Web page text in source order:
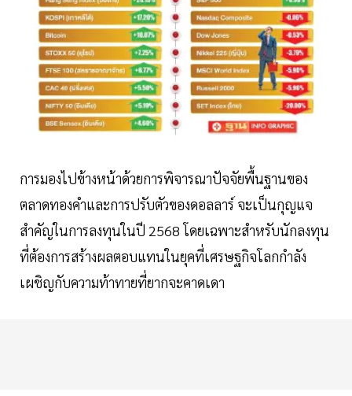
การมองไปข้างหน้าด้วยการพิจารณาปัจจัยพื้นฐานของ
ตลาดทองคำและการปรับตัวของดอลลาร์ จะเป็นกุญแจ
สำคัญในการลงทุนในปี 2568 โดยเฉพาะสำหรับนักลงทุน
ที่ต้องการสร้างผลตอบแทนในยุคที่เศรษฐกิจโลกกำลัง
เผชิญกับความท้าทายที่ยากจะคาดเดา